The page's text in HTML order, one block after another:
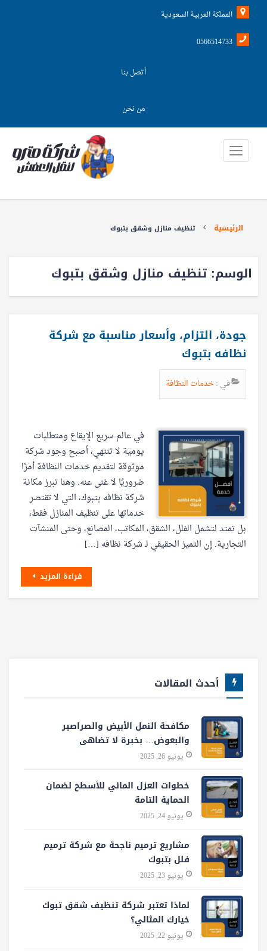
المملكة العربية السعودية
0566514733
أتصل بنا
من نحن
الرئيسية تنظيف منازل وشقق بتبوك
الوسم: تنظيف منازل وشقق بتبوك
جودة، التزام، وأسعار مناسبة مع شركة
نظافه بتبوك
في : خدمات النظافة
في عالم سريع الإيقاع ومتطلبات
يومية لا تنتهي، أصبح وجود شركة
موثوقة لتقديم خدمات النظافة أمرًا
ضروريًا لا غنى عنه. وهنا تبرز مكانة
شركة نظافه بتبوك، التي لا تقتصر
خدماتها على تنظيف المنازل فقط،
بل تمتد لتشمل الفلل، الشقق، المكاتب، المصانع، وحتى المنشآت
التجارية. إن التميز الحقيقي لـ شركة نظافه […]
قراءة المزيد
أحدث المقالات
مكافحة النمل الأبيض والصراصير
والبعوض… بخبرة لا تضاهى
يونيو 26, 2025
خطوات العزل المائي للأسطح لضمان
الحماية التامة
يونيو 24, 2025
مشاريع ترميم ناجحة مع شركة ترميم
فلل بتبوك
يونيو 23, 2025
لماذا تعتبر شركة تنظيف شقق تبوك
خيارك المثالي؟
يونيو 22, 2025